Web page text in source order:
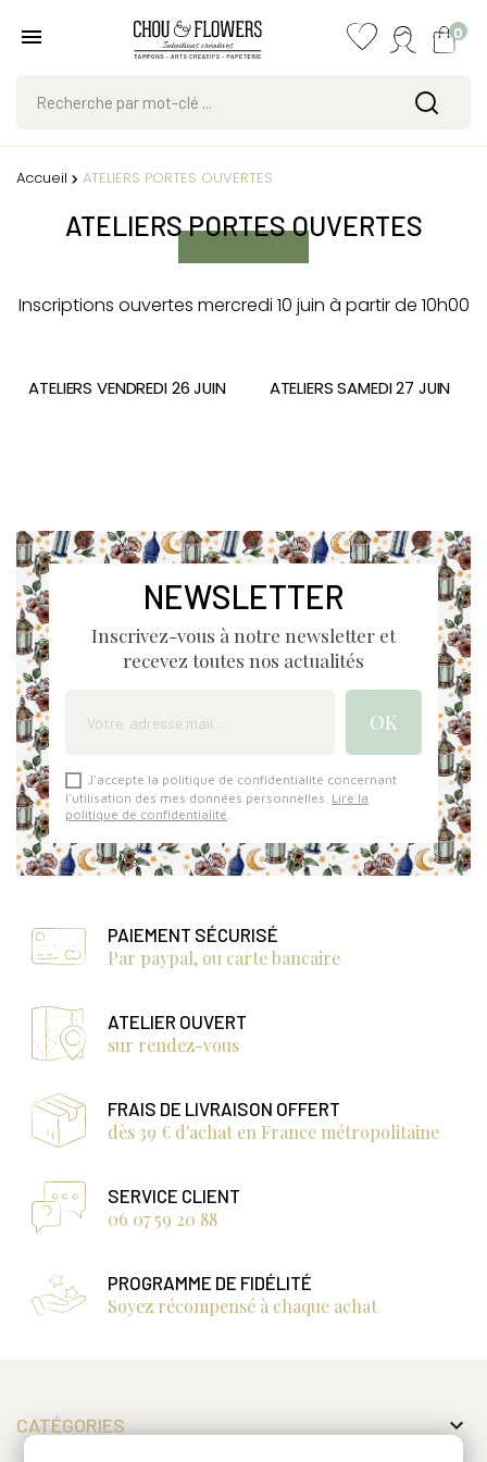
0
Accueil ATELIERS PORTES OUVERTES
ATELIERS PORTES OUVERTES
Inscriptions ouvertes mercredi 10 juin à partir de 10h00
ATELIERS VENDREDI 26 JUIN ATELIERS SAMEDI 27 JUIN
NEWSLETTER
Inscrivez-vous à notre newsletter et
recevez toutes nos actualités
J'accepte la politique de confidentialité concernant
l'utilisation des mes données personnelles. Lire la
politique de confidentialité
PAIEMENT SÉCURISÉ
Par paypal, ou carte bancaire
ATELIER OUVERT
sur rendez-vous
FRAIS DE LIVRAISON OFFERT
dès 39 € d'achat en France métropolitaine
SERVICE CLIENT
06 07 59 20 88
PROGRAMME DE FIDÉLITÉ
Soyez récompensé à chaque achat
CATÉGORIES 